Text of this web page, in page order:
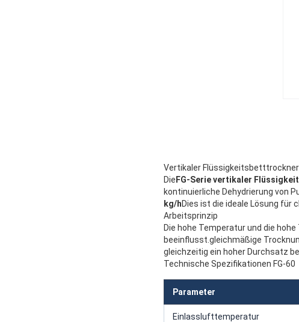
Vertikaler Flüssigkeitsbetttrockner
Die FG-Serie vertikaler
kontinuierliche Dehydrierung von
kg/hDies ist die ideale Lösung für
Arbeitsprinzip
Die hohe Temperatur und die
beeinflusst.gleichmäßige
gleichzeitig ein hoher Durchsatz
Technische Spezifikationen FG-60
Parameter
Einlasslufttemperatur